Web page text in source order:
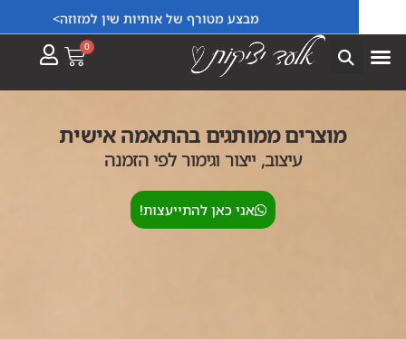
מבצע מטורף של אותיות שין למזוזה>
מוצרים ממותגים בהתאמה אישית
עיצוב, ייצור וגימור לפי הזמנה
אני כאן להתייעצות!